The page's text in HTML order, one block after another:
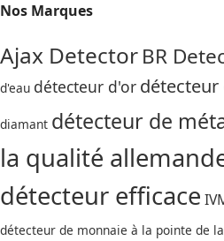
Nos Marques
Ajax DetectorBR
d'eau détecteur d'or détecteur
diamant détecteur de
la qualité
détecteur efficace
détecteur de monnaie à la pointe de